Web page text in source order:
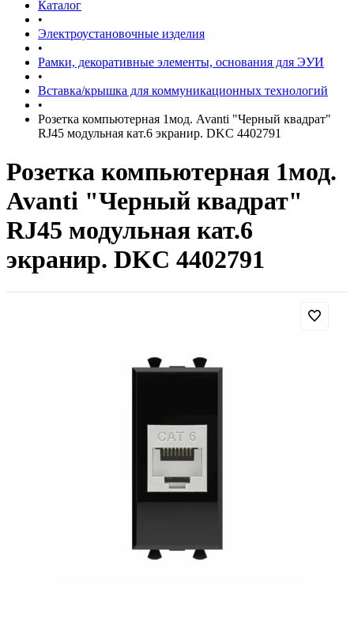
Каталог
•
Электроустановочные изделия
•
Рамки, декоративные элементы, основания для ЭУИ
•
Вставка/крышка для коммуникационных технологий
•
Розетка компьютерная 1мод. Avanti "Черный квадрат"
RJ45 модульная кат.6 экранир. DKC 4402791
Розетка компьютерная 1мод.
Avanti "Черный квадрат"
RJ45 модульная кат.6
экранир. DKC 4402791